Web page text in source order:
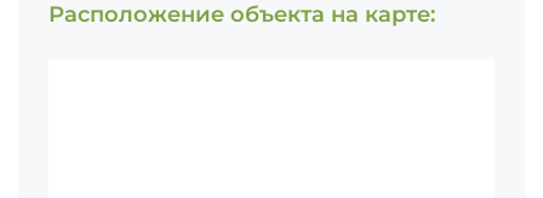
Расположение объекта на карте: